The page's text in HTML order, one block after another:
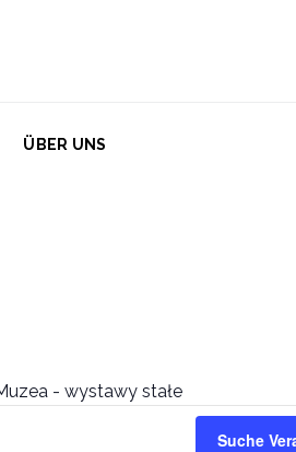
ÜBER UNS
- wystawy stałe
Suche